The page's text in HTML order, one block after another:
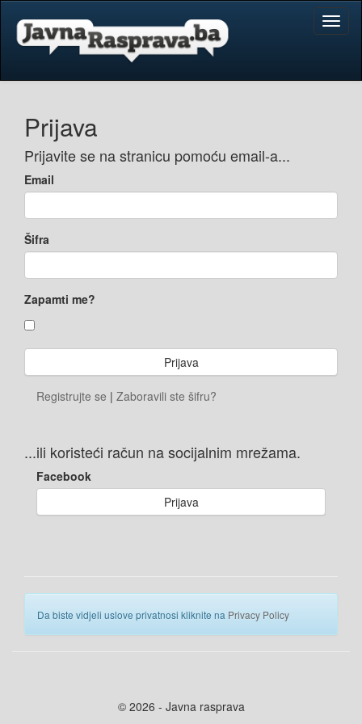
Prijava
Prijavite se na stranicu pomoću email-a...
Email
Šifra
Zapamti me?
Registrujte se | Zaboravili ste šifru?
...ili koristeći račun na socijalnim mrežama.
Facebook
Prijava
Da biste vidjeli uslove privatnosi kliknite na Privacy Policy
© 2026 - Javna rasprava